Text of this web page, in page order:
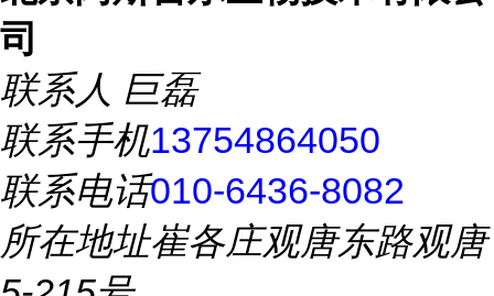
司
联系人 巨磊
联系手机13754864050
联系电话010-6436-8082
所在地址崔各庄观唐东路观唐